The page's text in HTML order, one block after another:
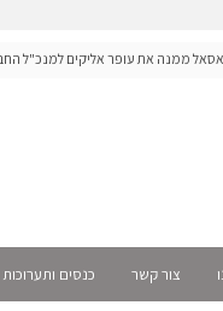
ממנה את עופר אליקים למנכ"ל החברה
צור קשר כנסים ותערוכות